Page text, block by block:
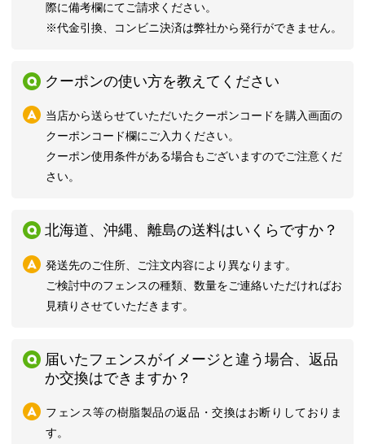
際に備考欄にてご請求ください。
※代金引換、コンビニ決済は弊社から発行ができません。
クーポンの使い方を教えてください
当店から送らせていただいたクーポンコードを購入画面の
クーポンコード欄にご入力ください。
クーポン使用条件がある場合もございますのでご注意くだ
さい。
北海道、沖縄、離島の送料はいくらですか？
発送先のご住所、ご注文内容により異なります。
ご検討中のフェンスの種類、数量をご連絡いただければお
見積りさせていただきます。
届いたフェンスがイメージと違う場合、返品
か交換はできますか？
フェンス等の樹脂製品の返品・交換はお断りしておりま
す。